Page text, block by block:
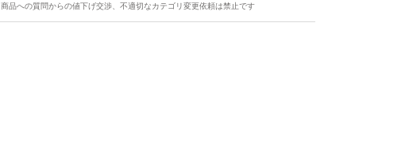
商品への質問からの値下げ交渉、不適切なカテゴリ変更依頼は禁止です